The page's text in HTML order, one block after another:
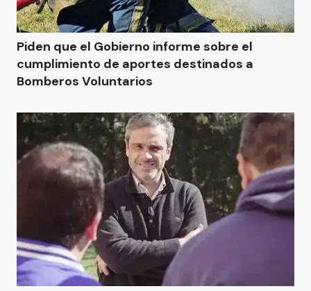
Piden que el Gobierno informe sobre el
cumplimiento de aportes destinados a
Bomberos Voluntarios